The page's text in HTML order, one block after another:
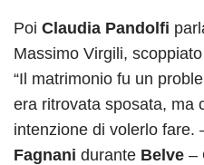
Poi Claudia Pandolfi
Massimo Virgili,
“Il matrimonio fu un
era ritrovata sposata, ma
intenzione di volerlo fare.
Fagnani durante Belve –